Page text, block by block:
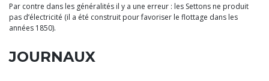
Par contre dans les généralités il y a une erreur : les Settons ne produit
pas d’électricité (il a été construit pour favoriser le flottage dans les
années 1850).
JOURNAUX